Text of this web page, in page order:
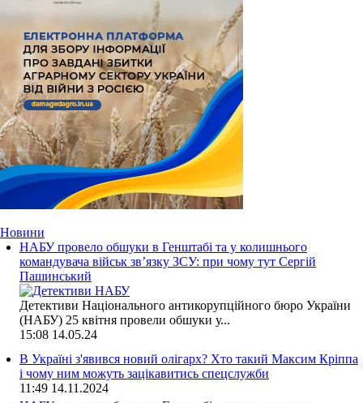
Новини
НАБУ провело обшуки в Генштабі та у колишнього
командувача військ зв’язку ЗСУ: при чому тут Сергій
Пашинський
Детективи Національного антикорупційного бюро України
(НАБУ) 25 квітня провели обшуки у...
15:08 14.05.24
В Україні з'явився новий олігарх? Хто такий Максим Кріппа
і чому ним можуть зацікавитись спецслужби
11:49 14.11.2024